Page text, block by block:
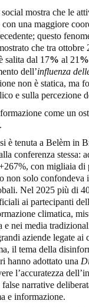
mostra che le
una maggiore
questo
che tra
salita dal 17% al 21 %
dell’influenza
non è statica, ma
e sulla percezione
come un
è tenuta a Belèm in
conferenza stessa:
con migliaia di
non solo
Nel 2025 più di
ai partecipanti
climatica,
e nei media
aziende legate
il tema della
hanno adottato una
l’accuratezza
false narrative
e informazione.